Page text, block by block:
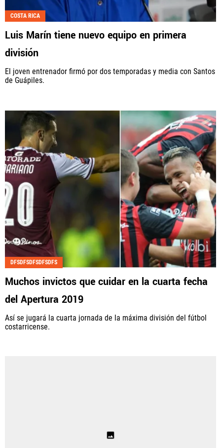
Fútbol Centroamérica, al igual que Futbol Sites, es
una compañía perteneciente a Better Collective.
Todos los derechos reservados.
COSTA RICA
Luis Marín tiene nuevo equipo en primera
división
El joven entrenador firmó por dos temporadas y media con Santos
de Guápiles.
DFSDFSDFSDFSDFS
Muchos invictos que cuidar en la cuarta fecha
del Apertura 2019
Así se jugará la cuarta jornada de la máxima división del fútbol
costarricense.